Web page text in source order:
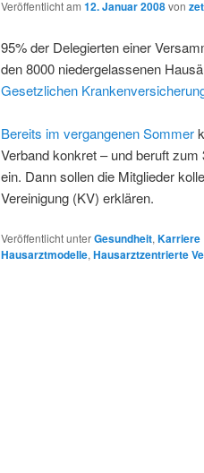
Veröffentlicht am 12. Januar 2008von
95% der Delegierten einer
den 8000 niedergelassenen
Gesetzlichen
Bereits im vergangenen Sommer
Verband konkret – und beruft
ein. Dann sollen die Mitglieder
Vereinigung (KV) erklären.
Veröffentlicht unterGesundheit, Karriere
Hausarztmodelle, Hausarztzentrierte